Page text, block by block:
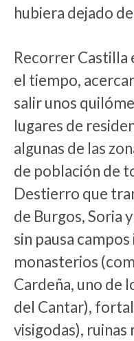
hubiera dejado
Recorrer Castilla
el tiempo,
salir unos
lugares de
algunas de las
de población de
Destierro que
de Burgos, Soria
sin pausa
monasterios
Cardeña, uno de
del Cantar),
visigodas), ruinas